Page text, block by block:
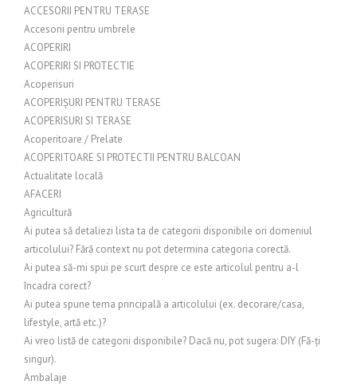
ACCESORII PENTRU TERASE
Accesorii pentru umbrele
ACOPERIRI
ACOPERIRI SI PROTECTIE
Acoperisuri
ACOPERIȘURI PENTRU TERASE
ACOPERISURI SI TERASE
Acoperitoare / Prelate
ACOPERITOARE SI PROTECTII PENTRU BALCOAN
Actualitate locală
AFACERI
Agricultură
Ai putea să detaliezi lista ta de categorii disponibile ori domeniul
articolului? Fără context nu pot determina categoria corectă.
Ai putea să-mi spui pe scurt despre ce este articolul pentru a-l
încadra corect?
Ai putea spune tema principală a articolului (ex. decorare/casa,
lifestyle, artă etc.)?
Ai vreo listă de categorii disponibile? Dacă nu, pot sugera: DIY (Fă-ți
singur).
Ambalaje